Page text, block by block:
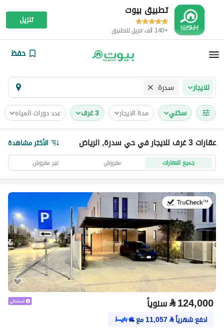
تطبيق بيوت
+140 ألف تنزيل للتطبيق
تنزيل
حفظ
للايجار سدرة
سكني مدة الايجار 3 غرف عدد دورات المياه
عقارات 3 غرف للايجار في حي سدرة, الرياض الأكثر مشاهدة
جميع العقارات مفروش غير مفروش
في:29 يوليو 2026
⃁124,000 سنوياً
ادفع شهرياً⃁
11,057مع